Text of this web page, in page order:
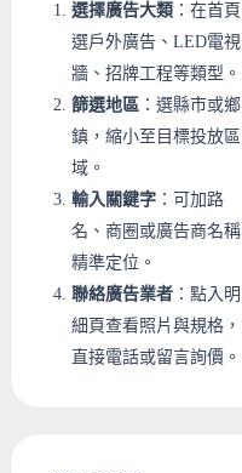
選擇廣告大類 ：在首頁
選戶外廣告、LED電視
牆、招牌工程等類型。
篩選地區 ：選縣市或鄉
鎮，縮小至目標投放區
域。
輸入關鍵字 ：可加路
名、商圈或廣告商名稱
精準定位。
聯絡廣告業者 ：點入明
細頁查看照片與規格，
直接電話或留言詢價。